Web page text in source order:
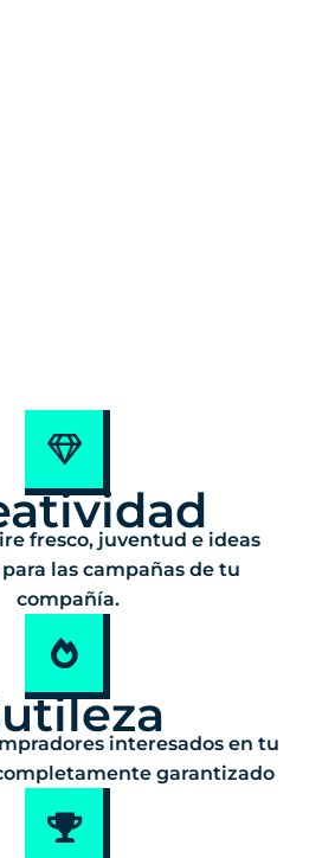
fresco, juventud e ideas
las campañas de tu
compañía.
interesados en tu
garantizado